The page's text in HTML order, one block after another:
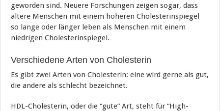
geworden sind. Neuere Forschungen zeigen sogar, dass
ältere Menschen mit einem höheren Cholesterinspiegel
so lange oder länger leben als Menschen mit einem
niedrigen Cholesterinspiegel.
Verschiedene Arten von Cholesterin
Es gibt zwei Arten von Cholesterin: eine wird gerne als gut,
die andere als schlecht bezeichnet.
HDL-Cholesterin, oder die “gute” Art, steht für “High-